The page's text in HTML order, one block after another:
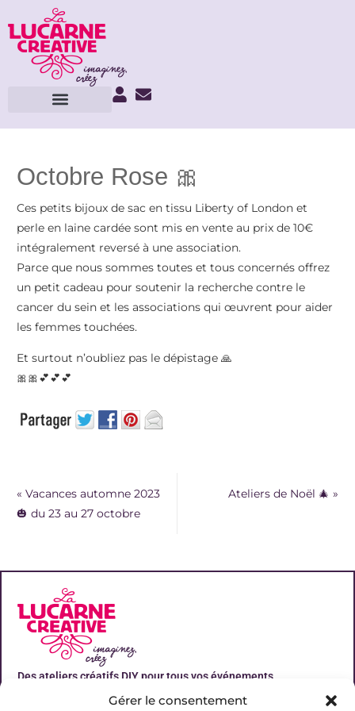
Gérer le consentement
Octobre Rose 🎀
Ces petits bijoux de sac en tissu Liberty of London et
perle en laine cardée sont mis en vente au prix de 10€
intégralement reversé à une association.
Parce que nous sommes toutes et tous concernés offrez
un petit cadeau pour soutenir la recherche contre le
cancer du sein et les associations qui œuvrent pour aider
les femmes touchées.
Et surtout n’oubliez pas le dépistage 🙏
🎀🎀💕💕💕
« Vacances automne 2023
🎃 du 23 au 27 octobre
Ateliers de Noël 🎄 »
Des ateliers créatifs DIY pour tous vos événements